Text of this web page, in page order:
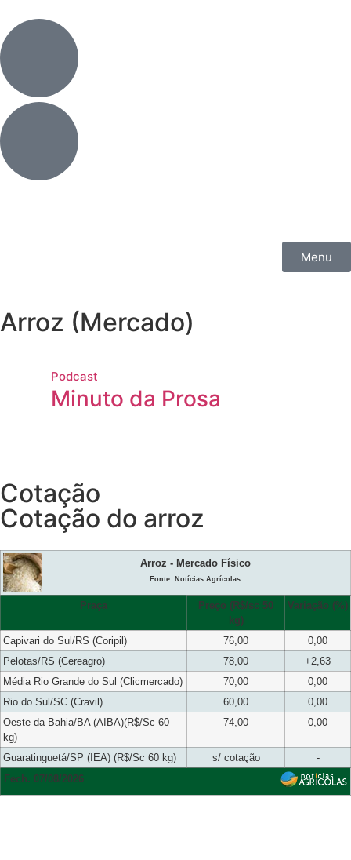
Menu
Arroz (Mercado)
Podcast
Minuto da Prosa
Cotação
Cotação do arroz
Arroz - Mercado Físico
Fonte: Notícias Agrícolas
Praça
Preço (R$/sc 50
kg)
Variação (%)
Capivari do Sul/RS (Coripil) 76,00
0,00
Pelotas/RS (Cereagro)
78,00
+2,63
Média Rio Grande do Sul (Clicmercado)
70,00
0,00
Rio do Sul/SC (Cravil)
60,00
0,00
Oeste da Bahia/BA (AIBA)(R$/Sc 60
kg)
74,00 0,00
Guaratinguetá/SP (IEA) (R$/Sc 60 kg) s/ cotação
-
Fech. 07/08/2026